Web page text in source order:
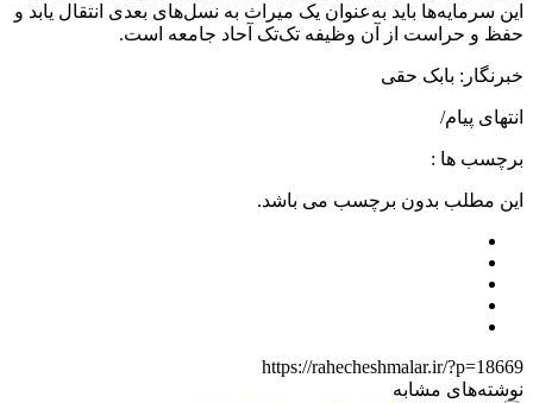
این سرمایه‌ها باید به‌عنوان یک میراث به نسل‌های بعدی انتقال یابد و
حفظ و حراست از آن وظیفه تک‌تک آحاد جامعه است.
خبرنگار: بابک حقی
انتهای پیام/
برچسب ها :
این مطلب بدون برچسب می باشد.
https://rahecheshmalar.ir/?p=18669
نوشته‌های مشابه